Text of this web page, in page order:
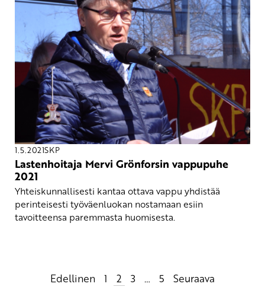
1.5.2021SKP
Lastenhoitaja Mervi Grönforsin vappupuhe
2021
Yhteiskunnallisesti kantaa ottava vappu yhdistää
perinteisesti työväenluokan nostamaan esiin
tavoitteensa paremmasta huomisesta.
Artikkelien
Edellinen 1 2 3 … 5 Seuraava